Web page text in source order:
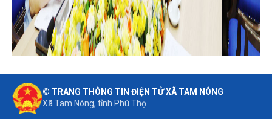
© TRANG THÔNG TIN ĐIỆN TỬ XÃ TAM NÔNG
Xã Tam Nông, tỉnh Phú Thọ